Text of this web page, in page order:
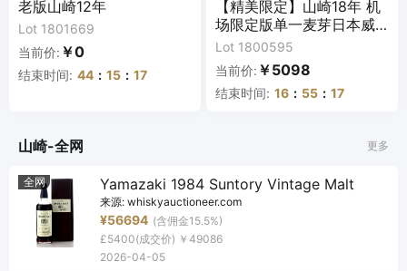
老版山崎12年
Lot 1801669
当前价: ￥0
结束时间: 44 : 15 : 16
【精美限定】山崎18年 机
场限定版单一麦芽日本威
士忌
Lot 1800595
当前价: ￥5098
结束时间: 16 : 55 : 16
山崎-全网 更多
全网 Yamazaki 1984 Suntory Vintage Malt
来源: whiskyauctioneer.com
¥56694 (含佣金15.5%)
£5400(成交价) ￥49086
2026-04-05